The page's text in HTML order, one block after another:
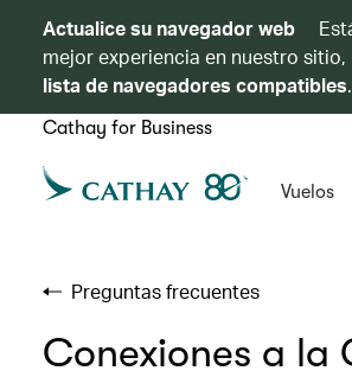
Actualice su navegador web
mejor experiencia en nuestro
lista de navegadores compatibles.
Cathay for Business
Vuelos
Preguntas frecuentes
Conexiones a la